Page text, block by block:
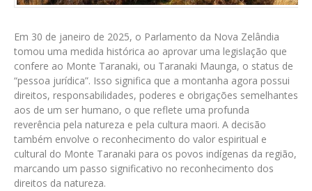
Em 30 de janeiro de 2025, o Parlamento da Nova Zelândia
tomou uma medida histórica ao aprovar uma legislação que
confere ao Monte Taranaki, ou Taranaki Maunga, o status de
“pessoa jurídica”. Isso significa que a montanha agora possui
direitos, responsabilidades, poderes e obrigações semelhantes
aos de um ser humano, o que reflete uma profunda
reverência pela natureza e pela cultura maori. A decisão
também envolve o reconhecimento do valor espiritual e
cultural do Monte Taranaki para os povos indígenas da região,
marcando um passo significativo no reconhecimento dos
direitos da natureza.